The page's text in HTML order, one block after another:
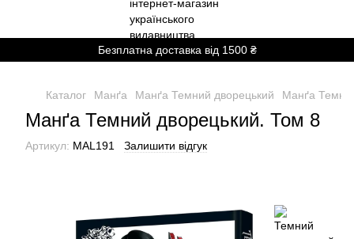
Безплатна доставка від 1500 ₴
Каталог Манґа Манґа Темний дворецький Манґа
Манґа Темний дворецький. Том 8
Артикул: MAL191 Залишити відгук